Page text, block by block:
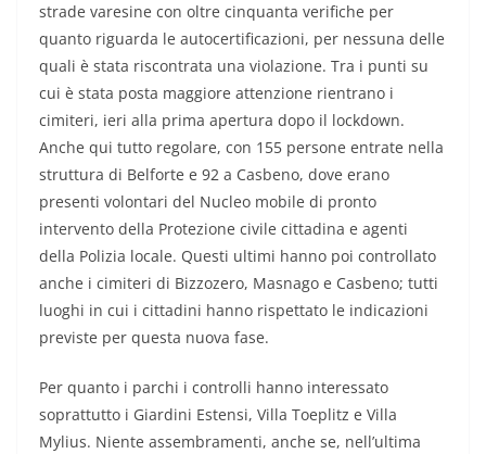
strade varesine con oltre cinquanta verifiche per
quanto riguarda le autocertificazioni, per nessuna delle
quali è stata riscontrata una violazione. Tra i punti su
cui è stata posta maggiore attenzione rientrano i
cimiteri, ieri alla prima apertura dopo il lockdown.
Anche qui tutto regolare, con 155 persone entrate nella
struttura di Belforte e 92 a Casbeno, dove erano
presenti volontari del Nucleo mobile di pronto
intervento della Protezione civile cittadina e agenti
della Polizia locale. Questi ultimi hanno poi controllato
anche i cimiteri di Bizzozero, Masnago e Casbeno; tutti
luoghi in cui i cittadini hanno rispettato le indicazioni
previste per questa nuova fase.
Per quanto i parchi i controlli hanno interessato
soprattutto i Giardini Estensi, Villa Toeplitz e Villa
Mylius. Niente assembramenti, anche se, nell’ultima